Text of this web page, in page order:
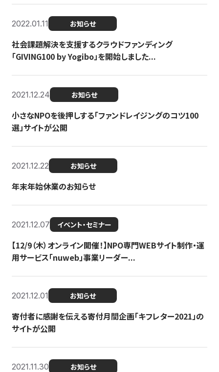
2022.01.11 お知らせ
社会課題解決を支援するクラウドファンディング
「GIVING100 by Yogibo」を開始しました...
2021.12.24 お知らせ
小さなNPOを後押しする「ファンドレイジングのコツ100
選」サイトが公開
2021.12.22 お知らせ
年末年始休業のお知らせ
2021.12.07 イベント・セミナー
【12/9（木）オンライン開催！】NPO専門WEBサイト制作・運
用サービス「nuweb」事業リーダー...
2021.12.01 お知らせ
寄付者に感謝を伝える寄付月間企画「キフレター2021」の
サイトが公開
2021.11.30 お知らせ